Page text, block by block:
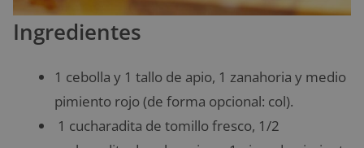
Ingredientes
1 cebolla y 1 tallo de apio, 1 zanahoria y medio
pimiento rojo (de forma opcional: col).
1 cucharadita de tomillo fresco, 1/2